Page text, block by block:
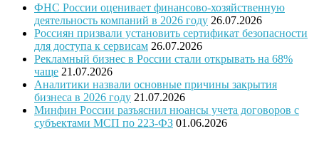
ФНС России оценивает финансово-хозяйственную
деятельность компаний в 2026 году 26.07.2026
Россиян призвали установить сертификат безопасности
для доступа к сервисам 26.07.2026
Рекламный бизнес в России стали открывать на 68%
чаще 21.07.2026
Аналитики назвали основные причины закрытия
бизнеса в 2026 году 21.07.2026
Минфин России разъяснил нюансы учета договоров с
субъектами МСП по 223-ФЗ 01.06.2026